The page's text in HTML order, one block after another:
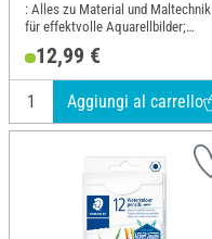
: Alles zu Material und Maltechnik
für effektvolle Aquarellbilder;
Larghezza: 17.5 cm; Altezza: 21.6
cm12,99 €
Aggiungi al carrello